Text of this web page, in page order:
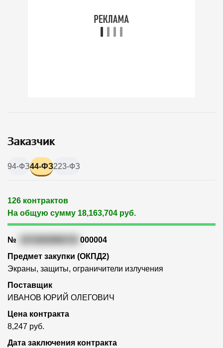
Заказчик
94-ФЗ44-ФЗ223-ФЗ
126 контрактов
На общую сумму 18,163,704 руб.
№
000004
Предмет закупки (ОКПД2)
Экраны, защиты, ограничители излучения
Поставщик
ИВАНОВ ЮРИЙ ОЛЕГОВИЧ
Цена контракта
8,247 руб.
Дата заключения контракта